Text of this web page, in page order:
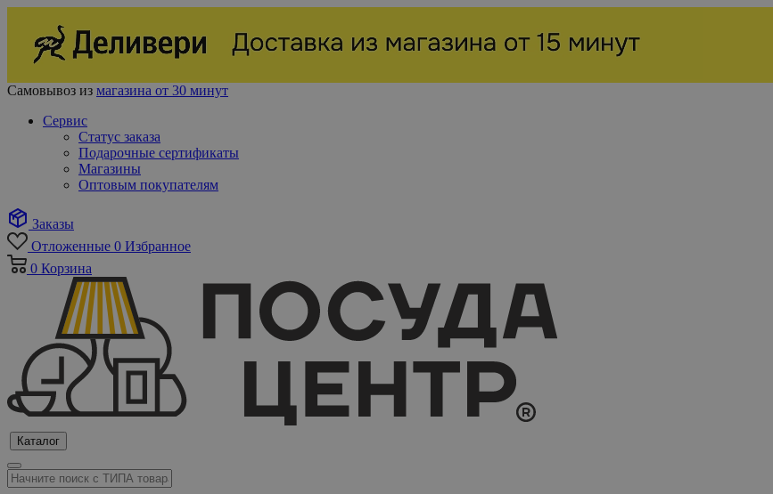
Самовывоз из магазина от 30 минут
Сервис
Статус заказа
Подарочные сертификаты
Магазины
Оптовым покупателям
Заказы
Отложенные 0 Избранное
0 Корзина
Каталог